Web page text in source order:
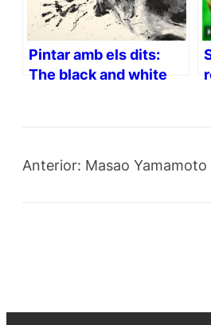
Pintar amb els dits:
The black and white
Anterior: Masao Yamamoto